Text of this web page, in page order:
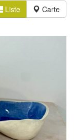
Liste Carte